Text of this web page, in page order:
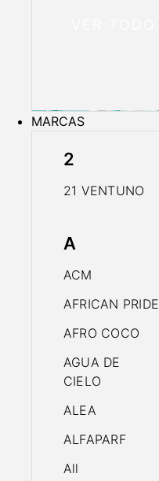
MARCAS
2
21 VENTUNO
A
ACM
AFRICAN PRIDE
AFRO COCO
AGUA DE
CIELO
ALEA
ALFAPARF
All